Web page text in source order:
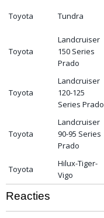
Toyota Tundra
Toyota
Landcruiser
150 Series
Prado
Toyota
Landcruiser
120-125
Series Prado
Toyota
Landcruiser
90-95 Series
Prado
Toyota
Hilux-Tiger-
Vigo
Reacties